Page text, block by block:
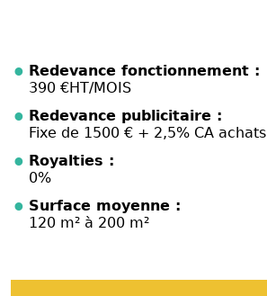
Redevance fonctionnement :
390 €HT/MOIS
Redevance publicitaire :
Fixe de 1500 € + 2,5% CA achats
Royalties :
0%
Surface moyenne :
120 m² à 200 m²